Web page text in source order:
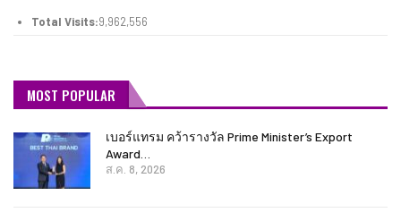
Total Visits:9,962,556
MOST POPULAR
เบอร์แทรม คว้ารางวัล Prime Minister’s Export
Award…
ส.ค. 8, 2026